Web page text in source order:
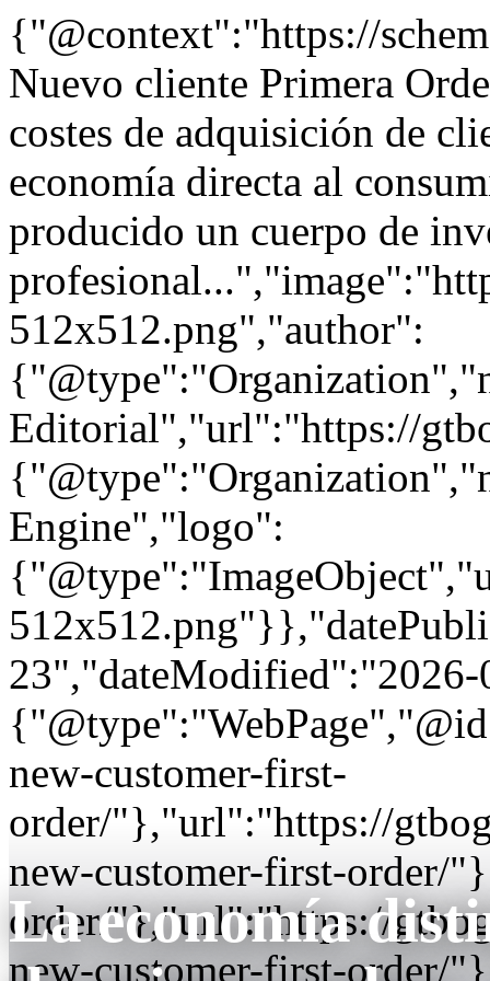
{"@context":"https://
Nuevo cliente Primera
costes de adquisición de
economía directa al
producido un cuerpo de
512x512.png","author":
Editorial","url":"https://
Engine","logo":
new-customer-first-
order/"},"url":"https://
new-customer-first-order/
order/"},"url":"https://
new-customer-first-order/"}
La economía